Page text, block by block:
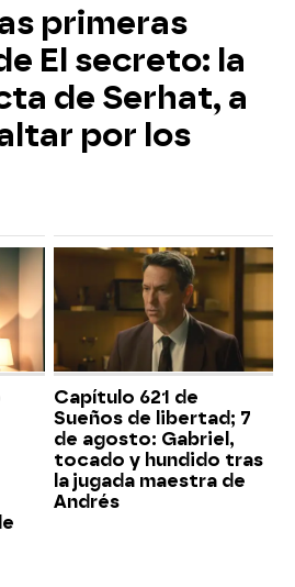
primeras
El secreto: la
de Serhat, a
por los
Capítulo 621 de
Sueños de libertad; 7
de agosto: Gabriel,
tocado y hundido tras
la jugada maestra de
Andrés